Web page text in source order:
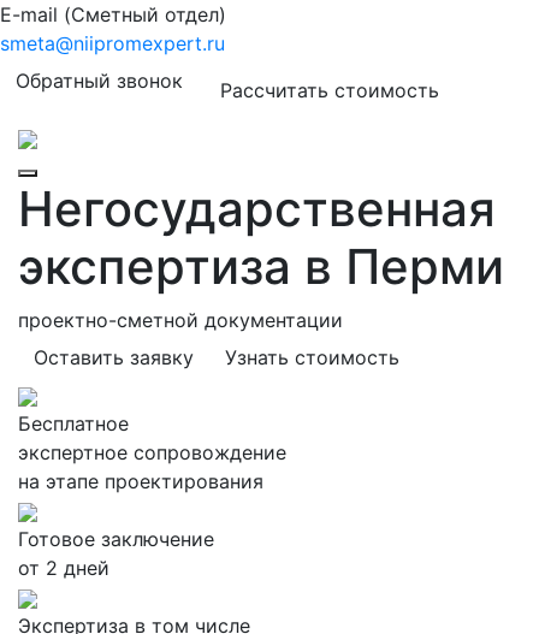
E-mail (Сметный отдел)
smeta@niipromexpert.ru
Обратный звонок
Рассчитать стоимость
Негосударственная
экспертиза в Перми
проектно-сметной документации
Оставить заявку
Узнать стоимость
Бесплатное
экспертное сопровождение
на этапе проектирования
Готовое заключение
от 2 дней
Экспертиза в том числе